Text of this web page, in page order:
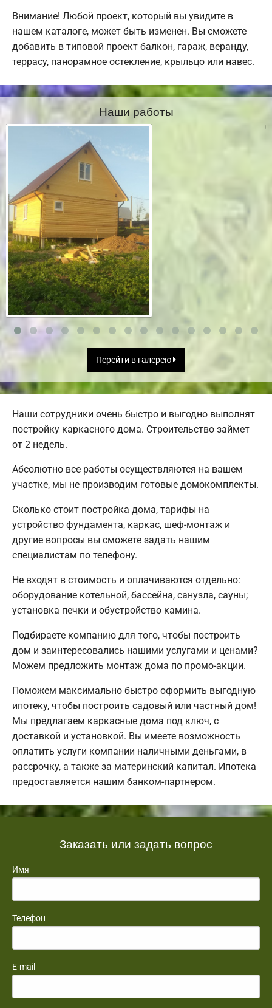
Внимание! Любой проект, который вы увидите в
нашем каталоге, может быть изменен. Вы сможете
добавить в типовой проект балкон, гараж, веранду,
террасу, панорамное остекление, крыльцо или навес.
Наши работы
Перейти в галерею
Наши сотрудники очень быстро и выгодно выполнят
постройку каркасного дома. Строительство займет
от 2 недель.
Абсолютно все работы осуществляются на вашем
участке, мы не производим готовые домокомплекты.
Сколько стоит постройка дома, тарифы на
устройство фундамента, каркас, шеф-монтаж и
другие вопросы вы сможете задать нашим
специалистам по телефону.
Не входят в стоимость и оплачиваются отдельно:
оборудование котельной, бассейна, санузла, сауны;
установка печки и обустройство камина.
Подбираете компанию для того, чтобы построить
дом и заинтересовались нашими услугами и ценами?
Можем предложить монтаж дома по промо-акции.
Поможем максимально быстро оформить выгодную
ипотеку, чтобы построить садовый или частный дом!
Мы предлагаем каркасные дома под ключ, с
доставкой и установкой. Вы имеете возможность
оплатить услуги компании наличными деньгами, в
рассрочку, а также за материнский капитал. Ипотека
предоставляется нашим банком-партнером.
Заказать или задать вопрос
Имя
Телефон
E-mail